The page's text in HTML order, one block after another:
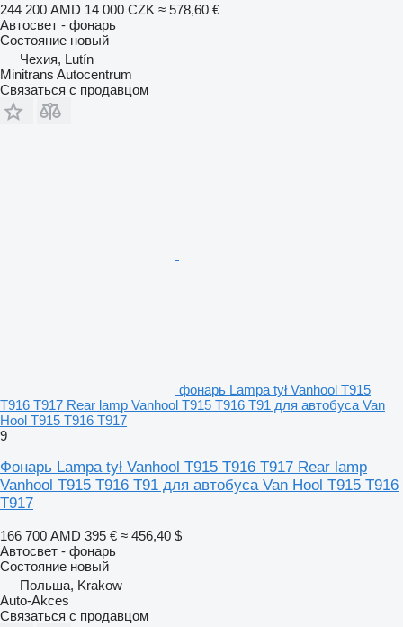
244 200 AMD 14 000 CZK ≈ 578,60 €
Автосвет - фонарь
Состояние новый
Чехия, Lutín
Minitrans Autocentrum
Связаться с продавцом
фонарь Lampa tył Vanhool T915
T916 T917 Rear lamp Vanhool T915 T916 T91 для автобуса Van
Hool T915 T916 T917
9
Фонарь Lampa tył Vanhool T915 T916 T917 Rear lamp
Vanhool T915 T916 T91 для автобуса Van Hool T915 T916
T917
166 700 AMD 395 € ≈ 456,40 $
Автосвет - фонарь
Состояние новый
Польша, Krakow
Auto-Akces
Связаться с продавцом